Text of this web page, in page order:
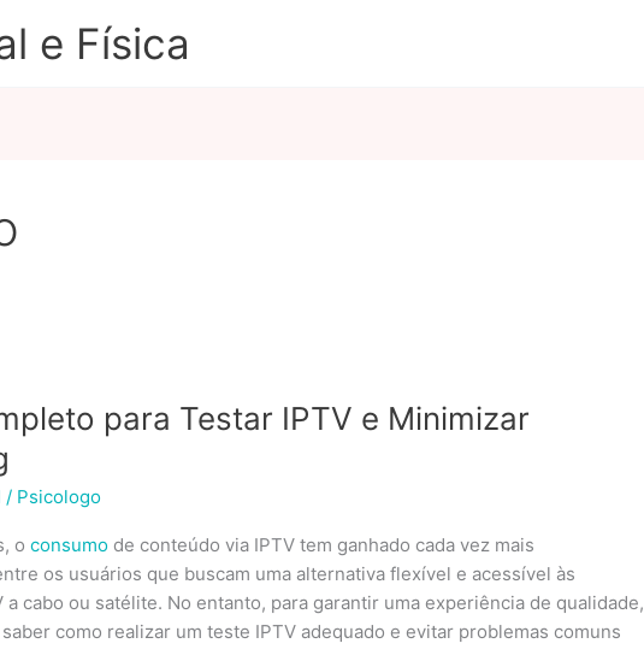
e Física
para Testar IPTV e Minimizar
/ Psicologo
oconsumo de conteúdo via IPTV tem ganhado cada vez mais
os usuários que buscam uma alternativa flexível e acessível às
a cabo ou satélite. No entanto, para garantir uma experiência de qualidade,
como realizar um teste IPTV adequado e evitar problemas comuns